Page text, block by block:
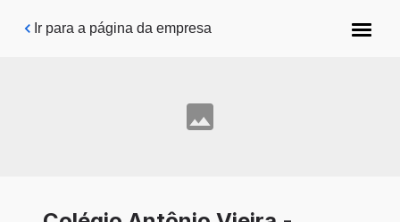
Pular para o conteúdo principal
Ir para a página da empresa